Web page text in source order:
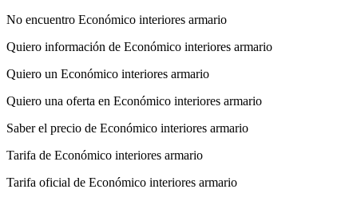
No encuentro Económico interiores armario
Quiero información de Económico interiores armario
Quiero un Económico interiores armario
Quiero una oferta en Económico interiores armario
Saber el precio de Económico interiores armario
Tarifa de Económico interiores armario
Tarifa oficial de Económico interiores armario